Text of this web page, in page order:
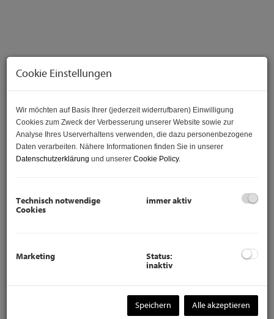
Elegante Gartenwohnung mit 2 Terrassen und 2
Highlight der Wohnung ist der große Wohnsalon mit
Holzdielen ausgelegte Terrasse, inkl. eigenem Garten.
Die Wohnung bietet auf einer Fläche von ca. 98 m² - zwei
Cookie Einstellungen
Wir möchten auf Basis Ihrer (jederzeit widerrufbaren) Einwilligung
Cookies zum Zweck der Verbesserung unserer Website sowie zur
Analyse Ihres Userverhaltens verwenden, die dazu personenbezogene
Daten verarbeiten. Nähere Informationen finden Sie in unserer
Datenschutzerklärung und unserer Cookie Policy.
Technisch notwendige
Cookies
immer aktiv
Marketing
Status:
inaktiv
Speichern Alle akzeptieren